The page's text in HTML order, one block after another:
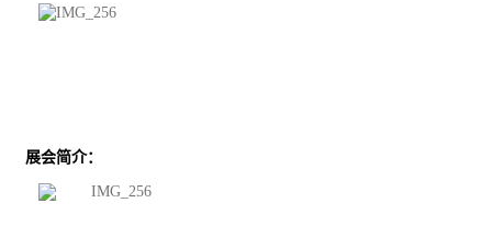
展会简介：